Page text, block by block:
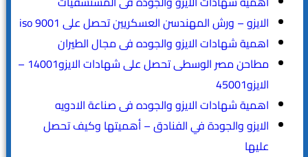
الايزو – ورش المهندسن العسكريين تحصل على iso 9001
اهمية شهادات الايزو والجوده فى مجال الطيران
مطاحن مصر الوسطى تحصل على شهادات الايزو14001 –
الايزو45001
اهمية شهادات الايزو والجوده فى صناعة الادويه
الايزو والجودة في الفنادق – أهميتها وكيف تحصل
عليها